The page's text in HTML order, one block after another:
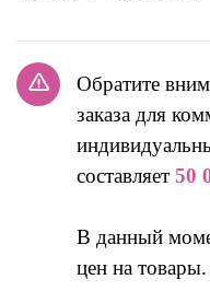
Обратите
заказа для
составляет 50
В данный
цен на